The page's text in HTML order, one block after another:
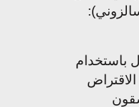
أعتقد أن التداول باستخدام